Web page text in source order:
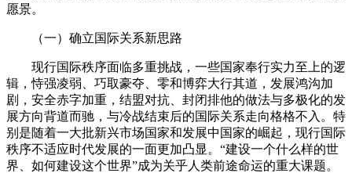
愿景。
（一）确立国际关系新思路
现行国际秩序面临多重挑战，一些国家奉行实力至上的逻
辑，恃强凌弱、巧取豪夺、零和博弈大行其道，发展鸿沟加
剧，安全赤字加重，结盟对抗、封闭排他的做法与多极化的发
展方向背道而驰，与冷战结束后的国际关系走向格格不入。特
别是随着一大批新兴市场国家和发展中国家的崛起，现行国际
秩序不适应时代发展的一面更加凸显。“建设一个什么样的世
界、如何建设这个世界”成为关乎人类前途命运的重大课题。